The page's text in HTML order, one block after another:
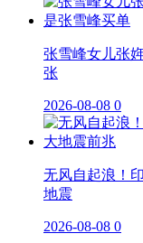
张雪峰女儿张
张
2026-08-08 0
无风自起浪！
地震
2026-08-08 0